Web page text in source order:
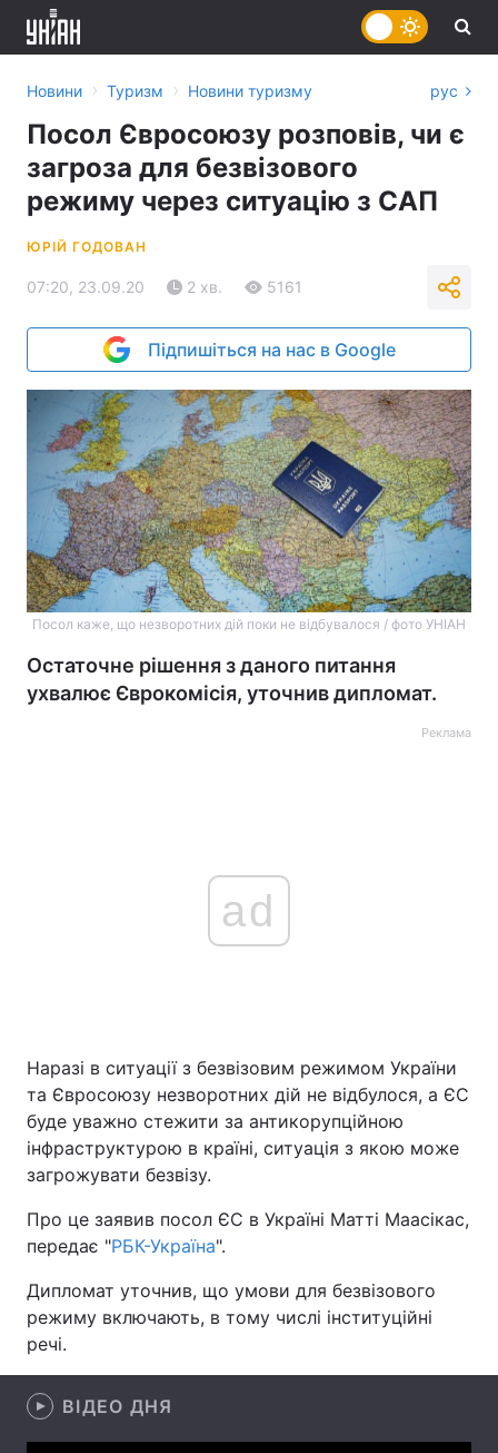
Головна Війна
Україна Політика
Економіка
Спорт
Техно і зв'язок Лайт
Зброя
Новини › Туризм › Новини туризму рус
Посол Євросоюзу розповів, чи є
загроза для безвізового
режиму через ситуацію з САП
ЮРІЙ ГОДОВАН
07:20, 23.09.20 2 хв. 5161
Підпишіться на нас в Google
Посол каже, що незворотних дій поки не відбувалося / фото УНІАН
Остаточне рішення з даного питання
ухвалює Єврокомісія, уточнив дипломат.
Реклама
ad
Наразі в ситуації з безвізовим режимом України
та Євросоюзу незворотних дій не відбулося, а ЄС
буде уважно стежити за антикорупційною
інфраструктурою в країні, ситуація з якою може
загрожувати безвізу.
Про це заявив посол ЄС в Україні Матті Маасікас,
передає "РБК-Україна".
Дипломат уточнив, що умови для безвізового
режиму включають, в тому числі інституційні
речі.
ВІДЕО ДНЯ